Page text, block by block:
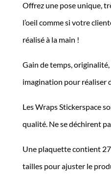
était :
9,90€.
Offrez une pose unique,
l’oeil comme si votre
réalisé à la main !
Gain de temps,
imagination pour réaliser
Les Wraps Stickerspace
qualité. Ne se déchirent
Une plaquette contient
tailles pour ajuster le